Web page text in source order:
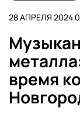
28 АПРЕЛЯ 2024
время